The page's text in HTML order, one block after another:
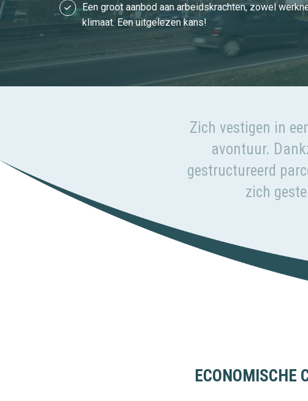
Een groot aanbod aan arbeidskrachten, zowel
klimaat. Een uitgelezen kans!
Zich vestigen in
avontuur.
gestructureerd
zich
ECONOMISCHE